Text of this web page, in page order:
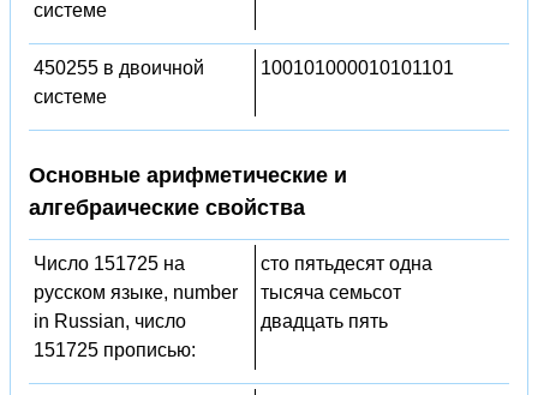
системе
450255 в двоичной
системе
100101000010101101
Основные арифметические и
алгебраические свойства
Число 151725 на
русском языке, number
in Russian, число
151725 прописью:
сто пятьдесят одна
тысяча семьсот
двадцать пять